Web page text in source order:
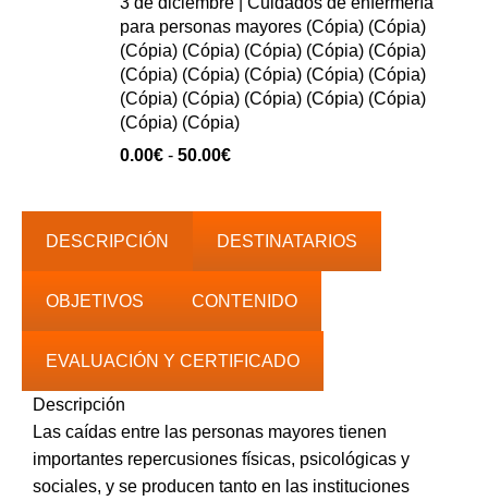
0.00€
hasta
40.00€
para personas mayores (Cópia) (Cópia)
(Cópia) (Cópia) (Cópia) (Cópia) (Cópia)
(Cópia) (Cópia) (Cópia) (Cópia) (Cópia)
(Cópia) (Cópia) (Cópia) (Cópia) (Cópia)
(Cópia) (Cópia)
0.00€ - 50.00€Rango
hasta
50.00€
DESCRIPCIÓN DESTINATARIOS
OBJETIVOS CONTENIDO
EVALUACIÓN Y CERTIFICADO
Descripción
Las caídas entre las personas mayores tienen
importantes repercusiones físicas, psicológicas y
sociales, y se producen tanto en las instituciones